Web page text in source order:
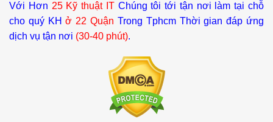
Với Hơn 25 Kỹ thuật ITChúng tôi tới tận nơi làm tại chỗ
cho quý KHở 22 Quận Trong Tphcm Thời gian đáp ứng
dịch vụ tận nơi (30-40 phút).